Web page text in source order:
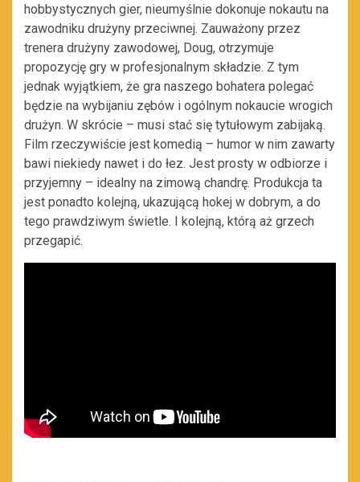
hobbystycznych gier, nieumyślnie dokonuje nokautu na
zawodniku drużyny przeciwnej. Zauważony przez
trenera drużyny zawodowej, Doug, otrzymuje
propozycję gry w profesjonalnym składzie. Z tym
jednak wyjątkiem, że gra naszego bohatera polegać
będzie na wybijaniu zębów i ogólnym nokaucie wrogich
drużyn. W skrócie – musi stać się tytułowym zabijaką.
Film rzeczywiście jest komedią – humor w nim zawarty
bawi niekiedy nawet i do łez. Jest prosty w odbiorze i
przyjemny – idealny na zimową chandrę. Produkcja ta
jest ponadto kolejną, ukazującą hokej w dobrym, a do
tego prawdziwym świetle. I kolejną, którą aż grzech
przegapić.